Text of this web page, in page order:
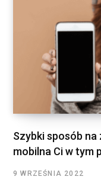
Szybki sposób na
mobilna Ci w tym
9 WRZEŚNIA 2022